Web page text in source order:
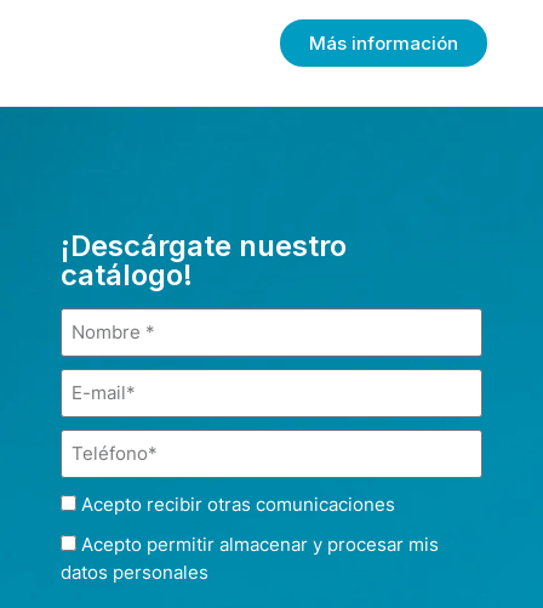
Más información
¡Descárgate nuestro
catálogo!
Acepto recibir otras comunicaciones
Acepto permitir almacenar y procesar mis
datos personales